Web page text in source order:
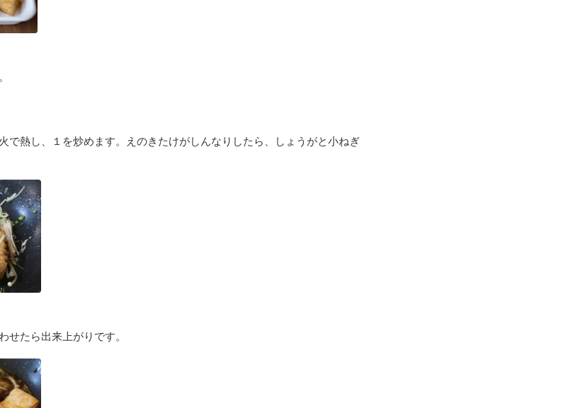
で熱し、１を炒めます。えのきたけがしんなりしたら、しょうがと小ねぎ
せたら出来上がりです。